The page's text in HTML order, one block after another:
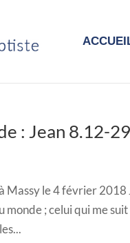
: Jean 8.12-
le 4 février
monde ; celui qui me